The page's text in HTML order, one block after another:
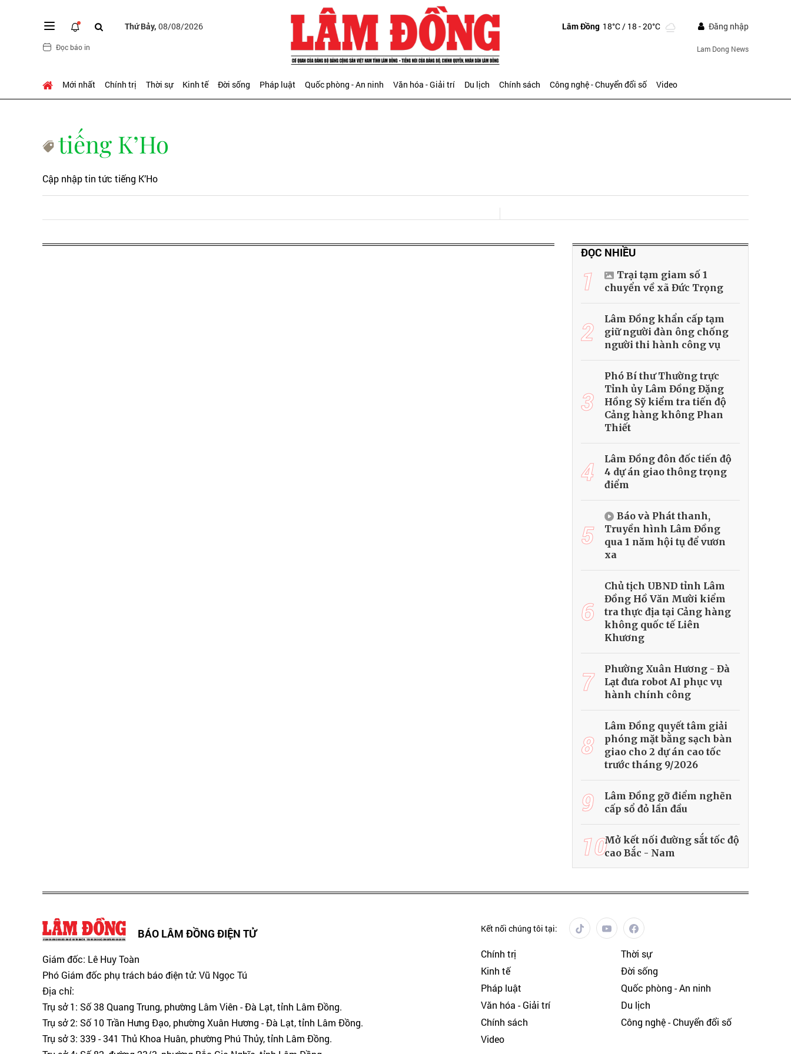
Thứ Bảy, 08/08/2026
Đọc báo in
Lâm Đồng 18°C/ 18 - 20°C Đăng nhập
Lam Dong News
Mới nhất Chính trị Thời sự Kinh tế Đời sống Pháp luật Quốc phòng - An ninh Văn hóa - Giải trí Du lịch Chính sách Công nghệ - Chuyển đổi số Video
tiếng K’Ho
Cập nhập tin tức tiếng K’Ho
ĐỌC NHIỀU
1
Trại tạm giam số 1
chuyển về xã Đức Trọng
2
Lâm Đồng khẩn cấp tạm
giữ người đàn ông chống
người thi hành công vụ
3
Phó Bí thư Thường trực
Tỉnh ủy Lâm Đồng Đặng
Hồng Sỹ kiểm tra tiến độ
Cảng hàng không Phan
Thiết
4
Lâm Đồng đôn đốc tiến độ
4 dự án giao thông trọng
điểm
5
Báo và Phát thanh,
Truyền hình Lâm Đồng
qua 1 năm hội tụ để vươn
xa
6
Chủ tịch UBND tỉnh Lâm
Đồng Hồ Văn Mười kiểm
tra thực địa tại Cảng hàng
không quốc tế Liên
Khương
7
Phường Xuân Hương - Đà
Lạt đưa robot AI phục vụ
hành chính công
8
Lâm Đồng quyết tâm giải
phóng mặt bằng sạch bàn
giao cho 2 dự án cao tốc
trước tháng 9/2026
9
Lâm Đồng gỡ điểm nghẽn
cấp sổ đỏ lần đầu
10Mở kết nối đường sắt tốc độ
cao Bắc - Nam
BÁO LÂM ĐỒNG ĐIỆN TỬ
Giám đốc: Lê Huy Toàn
Phó Giám đốc phụ trách báo điện tử: Vũ Ngọc Tú
Địa chỉ:
Trụ sở 1: Số 38 Quang Trung, phường Lâm Viên - Đà Lạt, tỉnh Lâm Đồng.
Trụ sở 2: Số 10 Trần Hưng Đạo, phường Xuân Hương - Đà Lạt, tỉnh Lâm Đồng.
Trụ sở 3: 339 - 341 Thủ Khoa Huân, phường Phú Thủy, tỉnh Lâm Đồng.
Kết nối chúng tôi tại:
Chính trị
Thời sự
Kinh tế
Đời sống
Pháp luật
Quốc phòng - An ninh
Văn hóa - Giải trí
Du lịch
Chính sách
Công nghệ - Chuyển đổi số
Video